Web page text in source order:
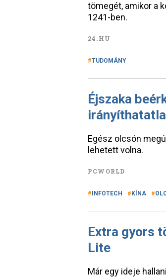
tömegét, amikor a
1241-ben.
24.HU
TUDOMÁNY
Éjszaka
Egész olcsón
lehetett volna.
PCWORLD
INFOTECH KÍNA
Extra gyors
Lite
Már egy ideje